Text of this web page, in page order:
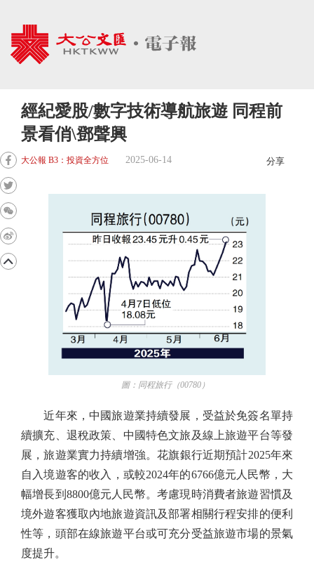
經紀愛股/數字技術導航旅遊 同程前
景看俏\鄧聲興
大公報 B3：投資全方位 2025-06-14 分享
圖：同程旅行（00780）
近年來，中國旅遊業持續發展，受益於免簽名單持
續擴充、退稅政策、中國特色文旅及線上旅遊平台等發
展，旅遊業實力持續增強。花旗銀行近期預計2025年來
自入境遊客的收入，或較2024年的6766億元人民幣，大
幅增長到8800億元人民幣。考慮現時消費者旅遊習慣及
境外遊客獲取內地旅遊資訊及部署相關行程安排的便利
性等，頭部在線旅遊平台或可充分受益旅遊市場的景氣
度提升。